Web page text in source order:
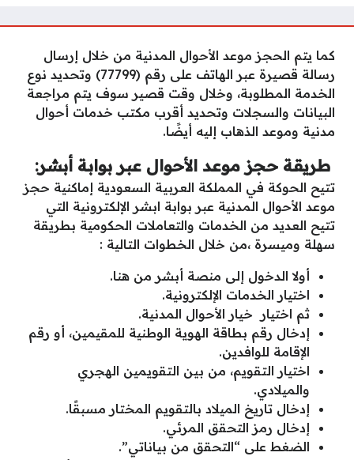
كما يتم الحجز موعد الأحوال المدنية من خلال إرسال
رسالة قصيرة عبر الهاتف على رقم (77799) وتحديد نوع
الخدمة المطلوبة، وخلال وقت قصير سوف يتم مراجعة
البيانات والسجلات وتحديد أقرب مكتب خدمات أحوال
مدنية وموعد الذهاب إليه أيضًا.
طريقة حجز موعد الأحوال عبر بوابة أبشر:
تتيح الحوكة في المملكة العربية السعودية إماكنية حجز
موعد الأحوال المدنية عبر بوابة ابشر الإلكترونية التي
تتيح العديد من الخدمات والتعاملات الحكومية بطريقة
سهلة وميسرة ،من خلال الخطوات التالية :
أولا الدخول إلى منصة أبشر من هنا.
اختيار الخدمات الإلكترونية.
ثم اختيار خيار الأحوال المدنية.
إدخال رقم بطاقة الهوية الوطنية للمقيمين، أو رقم
الإقامة للوافدين.
اختيار التقويم، من بين التقويمين الهجري
والميلادي.
إدخال تاريخ الميلاد بالتقويم المختار مسبقًا.
إدخال رمز التحقق المرئي.
الضغط على “التحقق من بياناتي”.